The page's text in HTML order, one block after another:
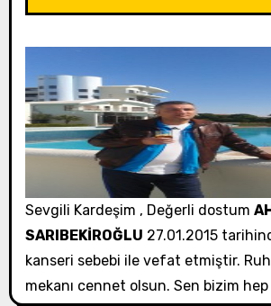
Sevgili Kardeşim , Değerli dostum
SARIBEKİROĞLU 27.01.2015
kanseri sebebi ile vefat etmiştir.
mekanı cennet olsun. Sen bizim